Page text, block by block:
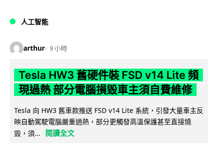
人工智能
arthur 9 小時
Tesla HW3 舊硬件裝 FSD v14 Lite 頻
現過熱 部分電腦損毀車主須自費維修
Tesla 向 HW3 舊車款推送 FSD v14 Lite 系統，引發大量車主反
映自動駕駛電腦嚴重過熱，部分更觸發高溫保護甚至直接燒
毀，須...
閱讀全文